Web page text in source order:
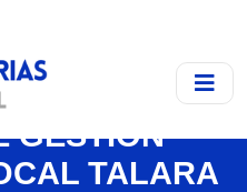
GESTIÓN
TALARA